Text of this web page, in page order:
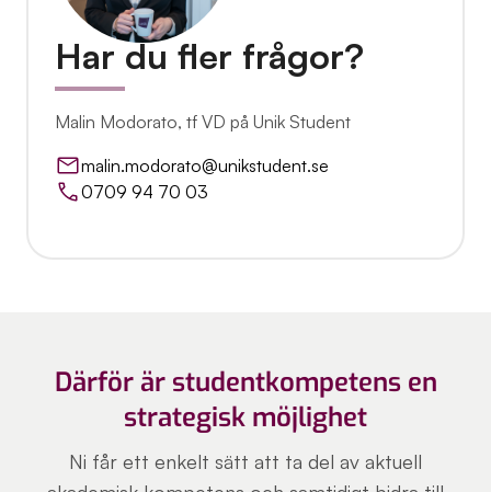
Har du fler frågor?
Malin Modorato, tf VD på Unik Student
malin.modorato@unikstudent.se
0709 94 70 03
Därför är studentkompetens en
strategisk möjlighet
Ni får ett enkelt sätt att ta del av aktuell